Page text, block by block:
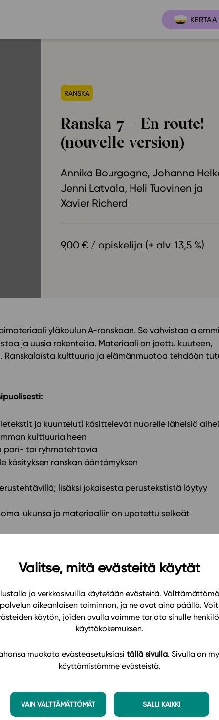
Valitse, mitä evästeitä käytät
ja verkkosivuilla käytetään evästeitä.
oikeanlaisen toiminnan, ja ne ovat aina päällä. Voit
käytön, joiden avulla voimme tarjota sinulle
käyttökokemuksen.
muokata evästeasetuksiasi tällä sivulla. Sivulla on
käyttämistämme evästeistä.
VAIN VÄLTTÄMÄTTÖMÄT SALLI KAIKKI
Lukio
GLP 2021
Oppimateriaalit
Lukion pakettilisenssi
Käyttöönotto
Tiimi
RANSKA
Ranska 7 – En route!
(nouvelle version)
Annika Bourgogne Johanna
Jenni Latvala Heli Tuovinen
Xavier Richerd
9,00 € / opiskelija (+ alv. 13,5 %)
yläkoulun A-ranskaan. Se vahvistaa
ja uusia rakenteita. Materiaali on jaettu kuuteen,
Ranskalaista kulttuuria ja elämänmuotoa tehdään
ja kuuntelut) käsittelevät nuorelle läheisiä
kulttuuriaiheen
pari- tai ryhmätehtäviä
ranskan ääntämyksen
lisäksi jokaisesta perustekstistä löytyy
lukunsa ja materiaaliin on upotettu selkeät
tutustumalla tyypillisiin ilmiöihin
ja sanavarastoa
taitoja ja tukevat TVT-taitojen kehittymistä
ja vertaisarviointia
maantiedettä ja ranskalaisen kulttuurin eri puolia
kouluruokailu, koulupäivä)
ystävät; lemmikkieläimet, harrastukset, liikunta,
ja neuvominen; ostoksilla ja ravintolassa)